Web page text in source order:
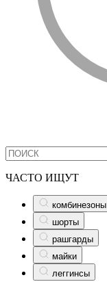
ЧАСТО ИЩУТ
комбинезоны
шорты
рашгарды
майки
леггинсы